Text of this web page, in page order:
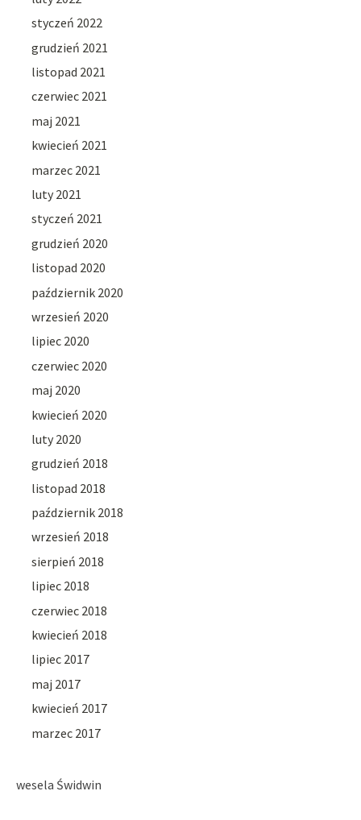
styczeń 2022
grudzień 2021
listopad 2021
czerwiec 2021
maj 2021
kwiecień 2021
marzec 2021
luty 2021
styczeń 2021
grudzień 2020
listopad 2020
październik 2020
wrzesień 2020
lipiec 2020
czerwiec 2020
maj 2020
kwiecień 2020
luty 2020
grudzień 2018
listopad 2018
październik 2018
wrzesień 2018
sierpień 2018
lipiec 2018
czerwiec 2018
kwiecień 2018
lipiec 2017
maj 2017
kwiecień 2017
marzec 2017
wesela Świdwin